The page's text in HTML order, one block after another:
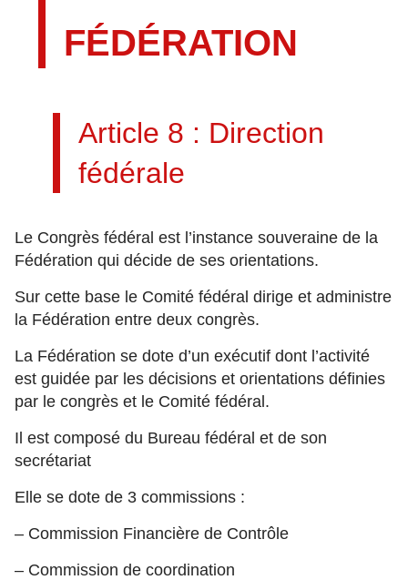
FÉDÉRATION
Article 8 : Direction
fédérale
Le Congrès fédéral est l’instance souveraine de la
Fédération qui décide de ses orientations.
Sur cette base le Comité fédéral dirige et administre
la Fédération entre deux congrès.
La Fédération se dote d’un exécutif dont l’activité
est guidée par les décisions et orientations définies
par le congrès et le Comité fédéral.
Il est composé du Bureau fédéral et de son
secrétariat
Elle se dote de 3 commissions :
– Commission Financière de Contrôle
– Commission de coordination